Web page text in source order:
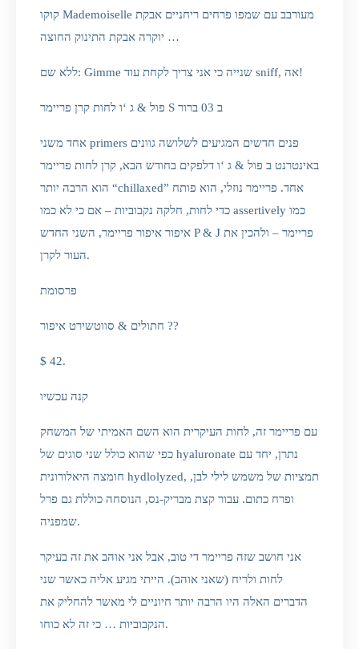
קוקו Mademoiselle מעורבב עם שמפו פרחים ריחניים אבקת
יוקרה אבקת התינוק החוצה …
ללא שם: Gimme שנייה כי אני צריך לקחת עוד sniff, אה!
פול & ג ‘ו לחות קרן פריימר S ב 03 ברור
אחד משני primers פנים חדשים המגיעים לשלושה גוונים
באינטרנט ב פול & ג ‘ו דלפקים בחודש הבא, קרן לחות פריימר
הוא הרבה יותר “chillaxed” אחד. פריימר נוזלי, הוא פותח
כדי לחות, חלקה נקבוביות – אם כי לא כמו assertively כמו
איפור איפור פריימר, השני החדש P & J פריימר – ולהכין את
העור לקרן.
פרסומת
חתולים & סווטשירט איפור ??
$ 42.
קנה עכשיו
עם פריימר זה, לחות העיקרית הוא השם האמיתי של המשחק
כפי שהוא כולל שני סוגים של hyaluronate נתרן, יחד עם
חומצה היאלורונית hydlolyzed, תמציות של משמש לילי לבן,
ופרח כתום. עבור קצת מבריק-נס, הנוסחה כוללת גם פרל
שמפניה.
אני חושב שזה פריימר די טוב, אבל אני אוהב את זה בעיקר
לחות ולריח (שאני אוהב). הייתי מגיע אליה כאשר שני
הדברים האלה היו הרבה יותר חיוניים לי מאשר להחליק את
הנקבוביות … כי זה לא כוחו.